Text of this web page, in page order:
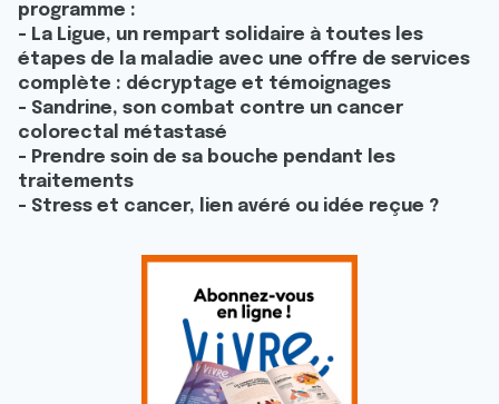
programme :
- La Ligue, un rempart solidaire à toutes les
étapes de la maladie avec une offre de services
complète : décryptage et témoignages
- Sandrine, son combat contre un cancer
colorectal métastasé
- Prendre soin de sa bouche pendant les
traitements
- Stress et cancer, lien avéré ou idée reçue ?